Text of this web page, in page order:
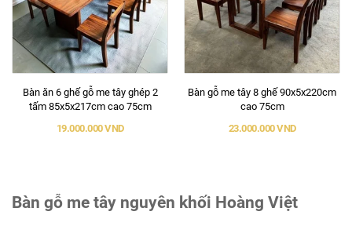
Bàn ăn 6 ghế gỗ me tây ghép 2
tấm 85x5x217cm cao 75cm
19.000.000 VND
Bàn gỗ me tây 8 ghế 90x5x220cm
cao 75cm
23.000.000 VND
Bàn gỗ me tây nguyên khối Hoàng Việt